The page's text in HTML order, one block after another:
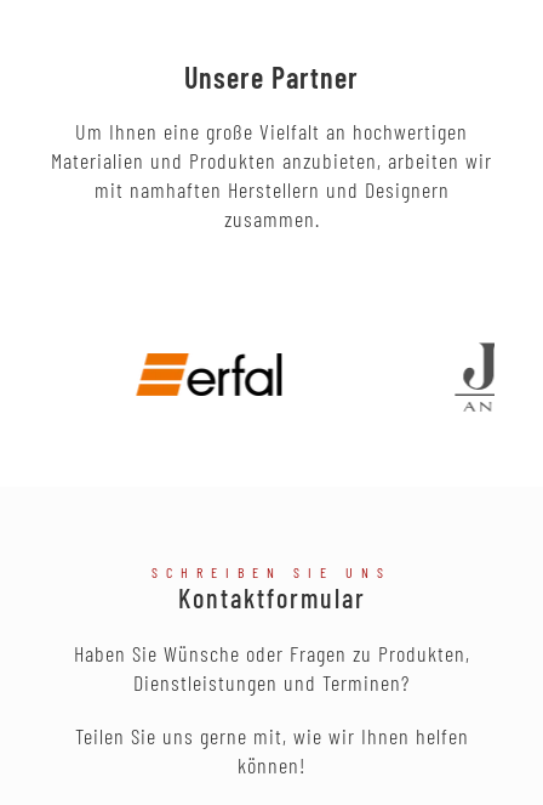
Unsere Partner
Um Ihnen eine große Vielfalt an hochwertigen
Materialien und Produkten anzubieten, arbeiten wir
mit namhaften Herstellern und Designern
zusammen.
SCHREIBEN SIE UNS
Kontaktformular
Haben Sie Wünsche oder Fragen zu Produkten,
Dienstleistungen und Terminen?
Teilen Sie uns gerne mit, wie wir Ihnen helfen
können!